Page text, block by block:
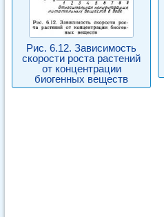
Рис. 6.12. Зависимость
скорости роста растений
от концентрации
биогенных веществ